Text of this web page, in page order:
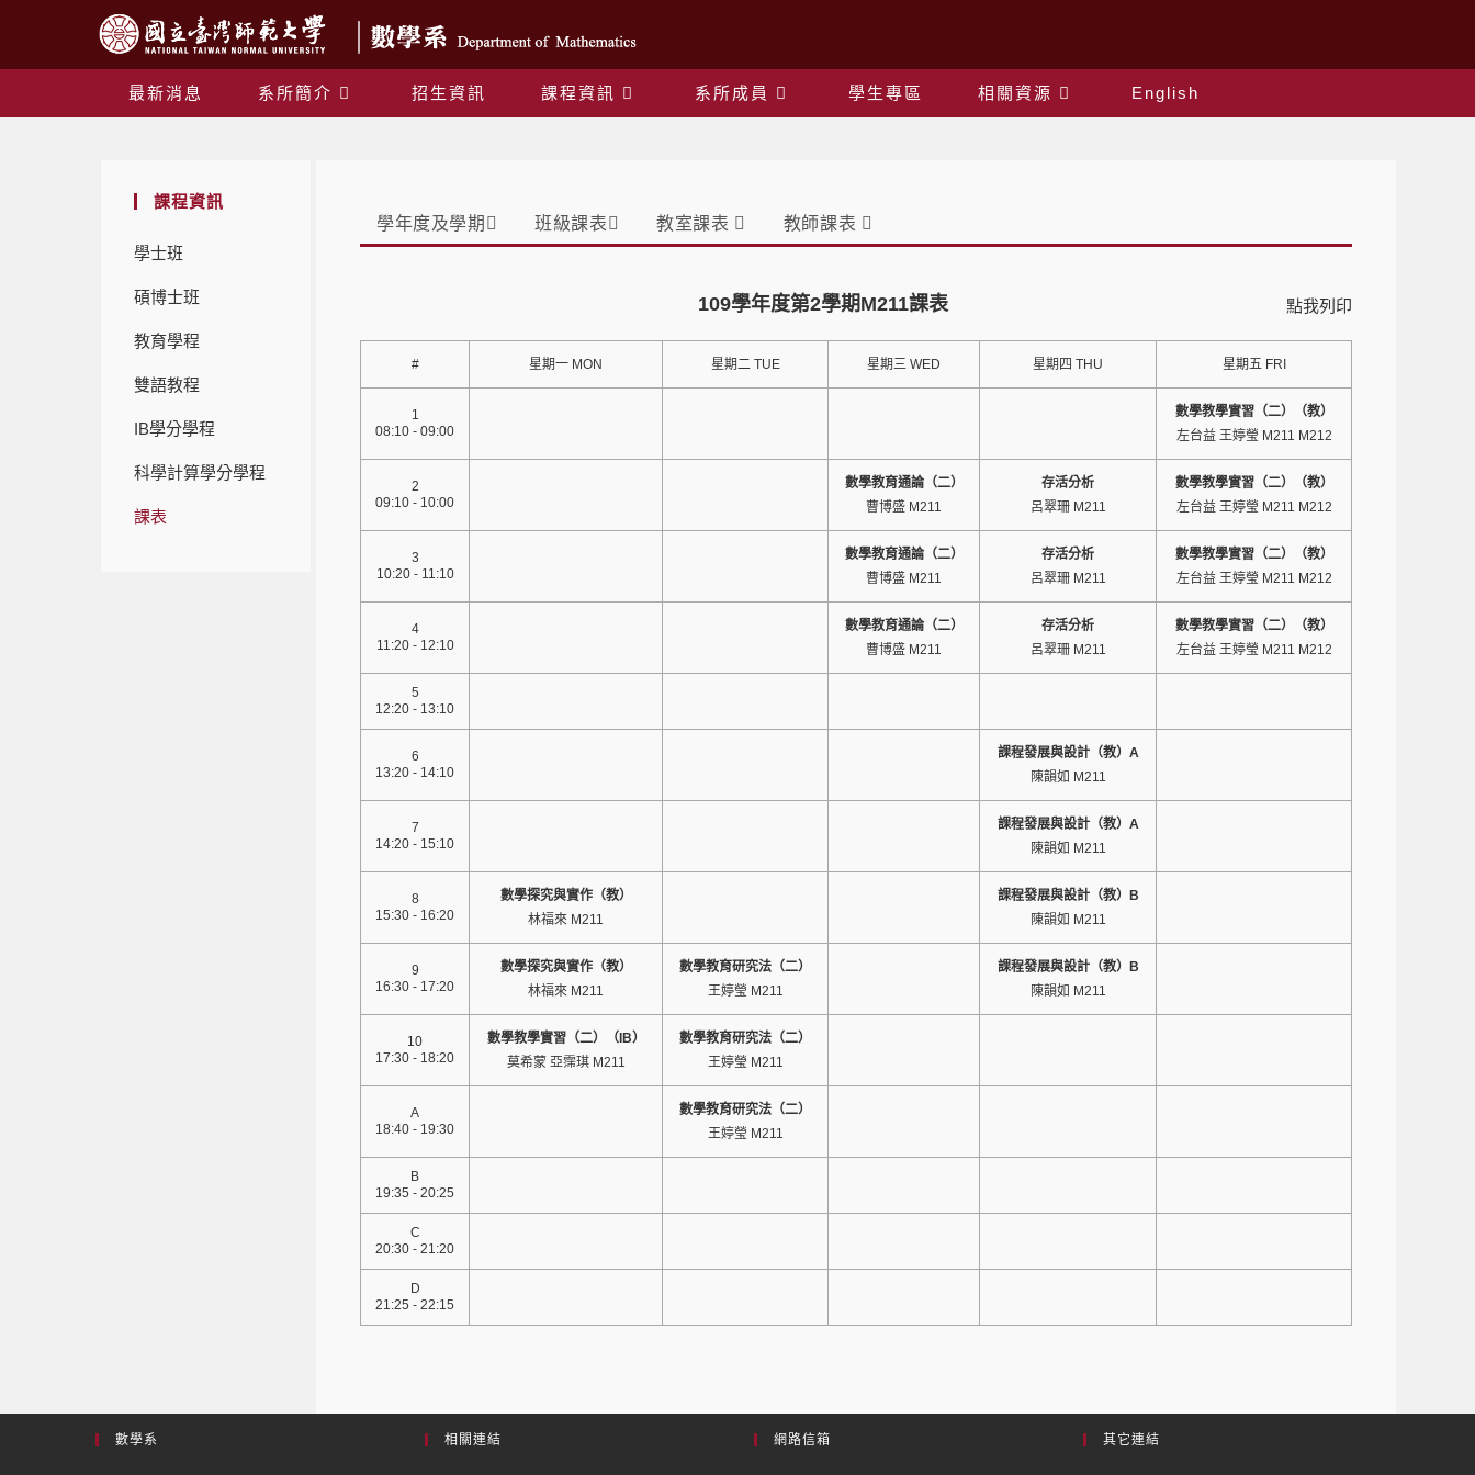
最新消息 系所簡介 招生資訊 課程資訊 系所成員 學生專區 相關資源
English
課程資訊
學士班
碩博士班
教育學程
雙語教程
IB學分學程
科學計算學分學程
課表
學年度及學期 班級課表 教室課表 教師課表
點我列印
109學年度第2學期M211課表
# 星期一 MON 星期二 TUE 星期三 WED 星期四 THU 星期五 FRI
1
08:10 - 09:00
數學教學實習（二）（教）
左台益 王婷瑩 M211 M212
2
09:10 - 10:00
數學教育通論（二）
曹博盛 M211
存活分析
呂翠珊 M211
數學教學實習（二）（教）
左台益 王婷瑩 M211 M212
3
10:20 - 11:10
數學教育通論（二）
曹博盛 M211
存活分析
呂翠珊 M211
數學教學實習（二）（教）
左台益 王婷瑩 M211 M212
4
11:20 - 12:10
數學教育通論（二）
曹博盛 M211
存活分析
呂翠珊 M211
數學教學實習（二）（教）
左台益 王婷瑩 M211 M212
5
12:20 - 13:10
6
13:20 - 14:10
課程發展與設計（教）A
陳韻如 M211
7
14:20 - 15:10
課程發展與設計（教）A
陳韻如 M211
8
15:30 - 16:20
數學探究與實作（教）
林福來 M211
課程發展與設計（教）B
陳韻如 M211
9
16:30 - 17:20
數學探究與實作（教）
林福來 M211
數學教育研究法（二）
王婷瑩 M211
課程發展與設計（教）B
陳韻如 M211
10
17:30 - 18:20
數學教學實習（二）（IB）
莫希蒙 亞霈琪 M211
數學教育研究法（二）
王婷瑩 M211
A
18:40 - 19:30
數學教育研究法（二）
王婷瑩 M211
B
19:35 - 20:25
C
20:30 - 21:20
D
21:25 - 22:15
數學系 相關連結 網路信箱 其它連結